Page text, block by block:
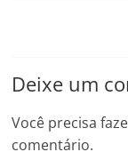
Deixe um
Você precisa
comentário.